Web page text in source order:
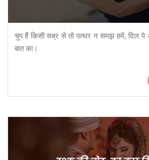
चुप हैं किसी सब्र से तो पत्थर न समझ हमें, दिल
बात का।